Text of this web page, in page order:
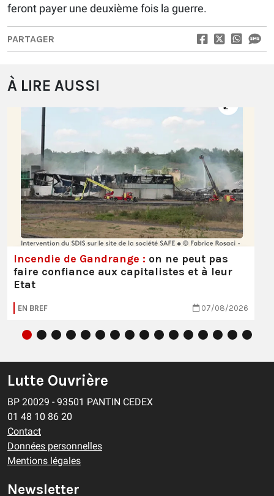
feront payer une deuxième fois la guerre.
PARTAGER
À LIRE AUSSI
Incendie de Gandrange : on ne peut pas
faire confiance aux capitalistes et à leur
Etat
EN BREF 07/08/2026
Lutte Ouvrière
BP 20029 - 93501 PANTIN CEDEX
01 48 10 86 20
Contact
Données personnelles
Mentions légales
Newsletter